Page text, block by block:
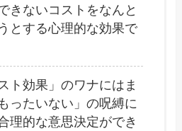
きないコストをなんと
とする心理的な効果で
ト効果」のワナにはま
ったいない」の呪縛に
理的な意思決定ができ